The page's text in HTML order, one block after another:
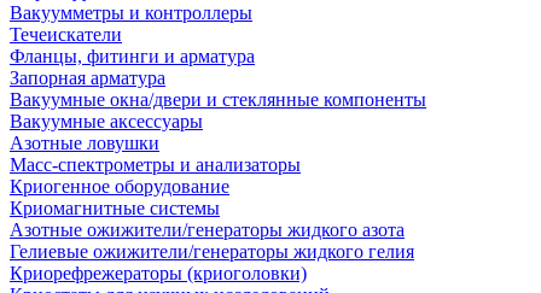
Вакуумметры и контроллеры
Течеискатели
Фланцы, фитинги и арматура
Запорная арматура
Вакуумные окна/двери и стеклянные компоненты
Вакуумные аксессуары
Азотные ловушки
Масс-спектрометры и анализаторы
Криогенное оборудование
Криомагнитные системы
Азотные ожижители/генераторы жидкого азота
Гелиевые ожижители/генераторы жидкого гелия
Криорефрежераторы (криоголовки)